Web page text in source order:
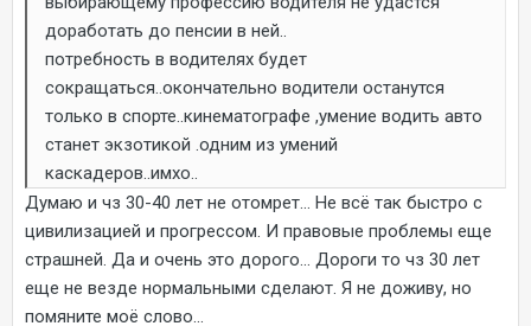
доработать до пенсии в ней..
потребность в водителях будет
сокращаться..окончательно водители останутся
только в спорте..кинематографе ,умение водить авто
станет экзотикой .одним из умений
каскадеров..имхо..
Думаю и чз 30-40 лет не отомрет... Не всё так быстро с
цивилизацией и прогрессом. И правовые проблемы еще
страшней. Да и очень это дорого... Дороги то чз 30 лет
еще не везде нормальными сделают. Я не доживу, но
помяните моё слово...